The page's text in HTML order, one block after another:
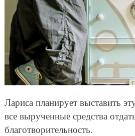
Лариса планирует выставить
все вырученные средства
благотворительность.